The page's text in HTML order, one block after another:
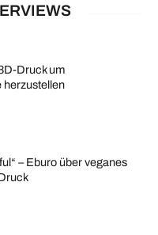
Druck um
herzustellen
– Eburo über veganes